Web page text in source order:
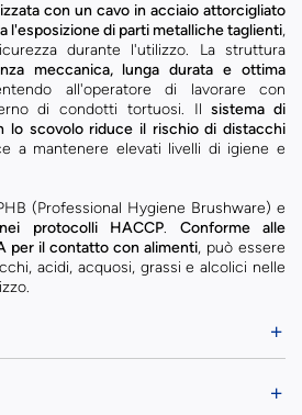
con un cavo in acciaio attorcigliato
l'esposizione di parti metalliche taglienti,
durante l'utilizzo. La struttura
meccanica, lunga durata e ottima
all'operatore di lavorare con
di condotti tortuosi. Ilsistema di
lo scovolo riduce il rischio di distacchi
a mantenere elevati livelli di igiene e
(Professional Hygiene Brushware) e
protocolli HACCP. Conforme alle
per il contatto con alimenti, può essere
acidi, acquosi, grassi e alcolici nelle